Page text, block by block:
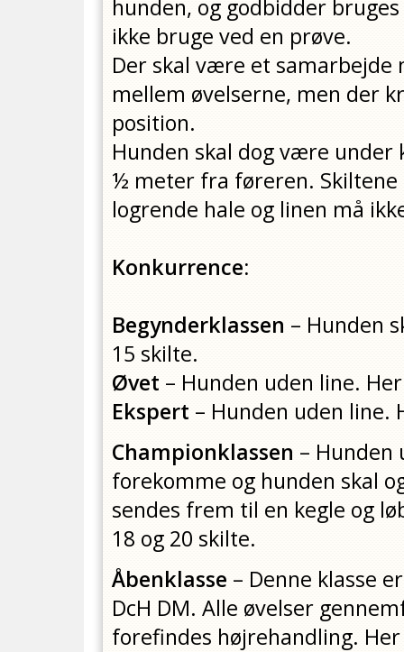
hunden, og godbidder
ikke bruge ved en prøve.
Der skal være et samarbejde
mellem øvelserne, men der
position.
Hunden skal dog være
½ meter fra føreren. Skiltene
logrende hale og linen må
Konkurrence:
Begynderklassen – Hunden
15 skilte.
Øvet – Hunden uden line.
Ekspert – Hunden uden line.
Championklassen – Hunden
forekomme og hunden skal
sendes frem til en kegle og
18 og 20 skilte.
Åbenklasse – Denne klasse
DcH DM. Alle øvelser
forefindes højrehandling.